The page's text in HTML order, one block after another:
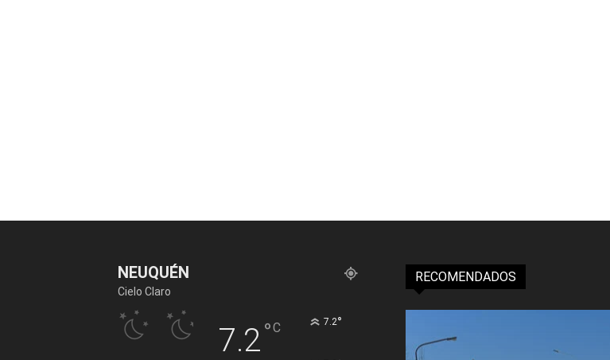
NEUQUÉN
Cielo Claro
7.2°C 7.2°
RECOMENDADOS